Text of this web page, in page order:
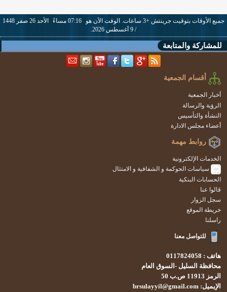
جميع الأوقات بتوقيت جرينتش +3 ساعات. الوقت الآن هو 07:16 مساءً
الأحد 26 صفر 1448
/ 9 أغسطس 2026.
للمشاركة والمتابعة
أقسام الجمعية
أخبار الجمعية
الرؤية والرسالة
النشأة والتأسيس
أعضاء مجلس الادارة
روابط مهمة
الخدمات الإلكترونية
سياسات الحوكمة و الشفافية و الامتثال
الحسابات البنكية
قالوا عنا
سجل الزوار
خريطة الموقع
راسلنا
للتواصل معنا
هاتف : 0117824058
محافظة السليل -السوق العام
الرمز 11913 ص.ب 50
الإيميل: brsulayyil@gmail.com